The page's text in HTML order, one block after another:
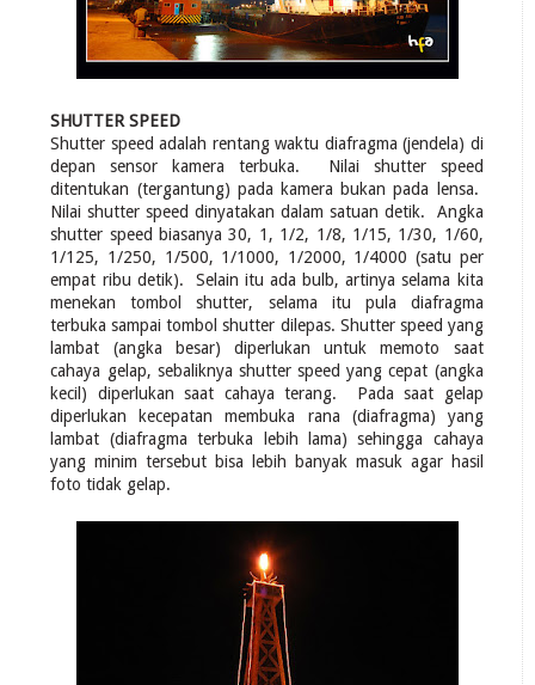
SHUTTER SPEED
Shutter speed adalah rentang waktu diafragma (jendela) di
depan sensor kamera terbuka. Nilai shutter speed
ditentukan (tergantung) pada kamera bukan pada lensa.
Nilai shutter speed dinyatakan dalam satuan detik. Angka
shutter speed biasanya 30, 1, 1/2, 1/8, 1/15, 1/30, 1/60,
1/125, 1/250, 1/500, 1/1000, 1/2000, 1/4000 (satu per
empat ribu detik). Selain itu ada bulb, artinya selama kita
menekan tombol shutter, selama itu pula diafragma
terbuka sampai tombol shutter dilepas. Shutter speed yang
lambat (angka besar) diperlukan untuk memoto saat
cahaya gelap, sebaliknya shutter speed yang cepat (angka
kecil) diperlukan saat cahaya terang. Pada saat gelap
diperlukan kecepatan membuka rana (diafragma) yang
lambat (diafragma terbuka lebih lama) sehingga cahaya
yang minim tersebut bisa lebih banyak masuk agar hasil
foto tidak gelap.